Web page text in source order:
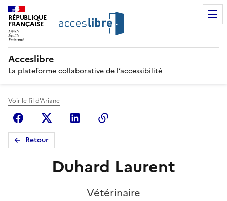
RÉPUBLIQUE
FRANÇAISE
Acceslibre
La plateforme collaborative de l’accessibilité
Voir le fil d'Ariane
FacebookX (anciennement Twitter)
Linkedin
Retour
Duhard Laurent
Vétérinaire